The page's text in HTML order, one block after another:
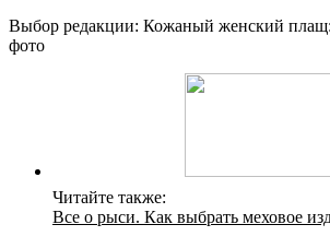
Выбор редакции: Кожаный женский плащ:
фото
Читайте также:
Все о рыси. Как выбрать меховое